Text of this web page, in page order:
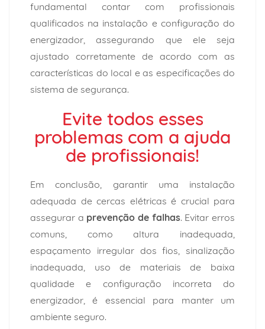
fundamental contar com profissionais
qualificados na instalação e configuração do
energizador, assegurando que ele seja
ajustado corretamente de acordo com as
características do local e as especificações do
sistema de segurança.
Evite todos esses
problemas com a ajuda
de profissionais!
Em conclusão, garantir uma instalação
adequada de cercas elétricas é crucial para
assegurar a prevenção de falhas. Evitar erros
comuns, como altura inadequada,
espaçamento irregular dos fios, sinalização
inadequada, uso de materiais de baixa
qualidade e configuração incorreta do
energizador, é essencial para manter um
ambiente seguro.